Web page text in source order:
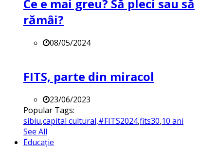
Ce e mai greu? Să pleci sau să
rămâi?
08/05/2024
FITS, parte din miracol
23/06/2023
Popular Tags:
sibiu,capital cultural,#FITS2024,fits30,10 ani
See All
Educație